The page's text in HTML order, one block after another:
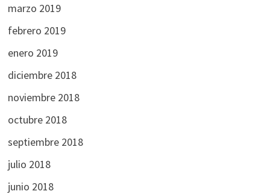
marzo 2019
febrero 2019
enero 2019
diciembre 2018
noviembre 2018
octubre 2018
septiembre 2018
julio 2018
junio 2018